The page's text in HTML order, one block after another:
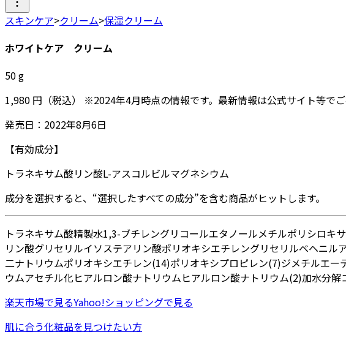
スキンケア>クリーム>保湿クリーム
ホワイトケア クリーム
50g
1,980 円 （税込） ※2024年4月時点の情報です。最新情報は公式サイト等でご
発売日： 2022年8月6日
【有効成分】
トラネキサム酸リン酸L-アスコルビルマグネシウム
成分を選択すると、“選択したすべての成分”を含む商品がヒットします。
トラネキサム酸精製水1,3-ブチレングリコールエタノールメチルポリシロキ
リン酸グリセリルイソステアリン酸ポリオキシエチレングリセリルベヘニル
二ナトリウムポリオキシエチレン(14)ポリオキシプロピレン(7)ジメチルエー
ウムアセチル化ヒアルロン酸ナトリウムヒアルロン酸ナトリウム(2)加水分解
楽天市場で見るYahoo!ショッピングで見る
肌に合う化粧品を見つけたい方